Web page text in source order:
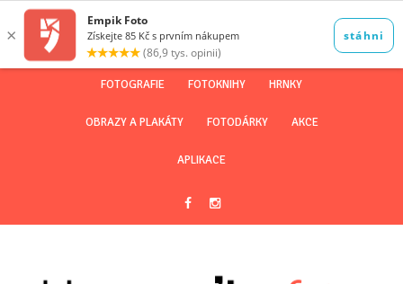
FOTOGRAFIE FOTOKNIHY HRNKY
OBRAZY A PLAKÁTY FOTODÁRKY AKCE
APLIKACE